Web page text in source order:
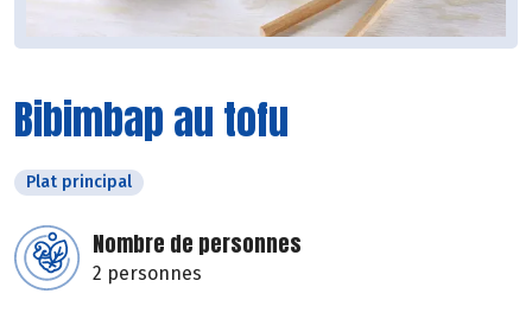
Bibimbap au tofu
Plat principal
Nombre de personnes
2 personnes